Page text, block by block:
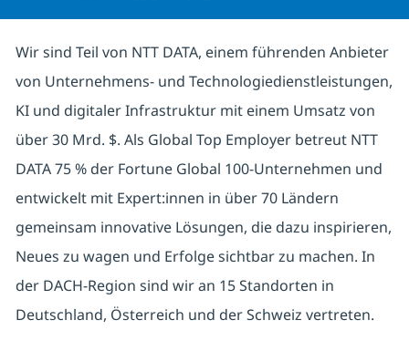
Wir sind Teil von NTT DATA, einem führenden Anbieter
von Unternehmens- und Technologiedienstleistungen,
KI und digitaler Infrastruktur mit einem Umsatz von
über 30 Mrd. $. Als Global Top Employer betreut NTT
DATA 75 % der Fortune Global 100-Unternehmen und
entwickelt mit Expert:innen in über 70 Ländern
gemeinsam innovative Lösungen, die dazu inspirieren,
Neues zu wagen und Erfolge sichtbar zu machen. In
der DACH-Region sind wir an 15 Standorten in
Deutschland, Österreich und der Schweiz vertreten.